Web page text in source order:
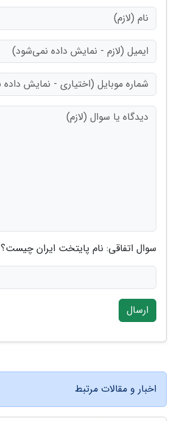
سوال اتفاقی: نام پایتخت ایران چیست؟
ارسال
اخبار و مقالات مرتبط